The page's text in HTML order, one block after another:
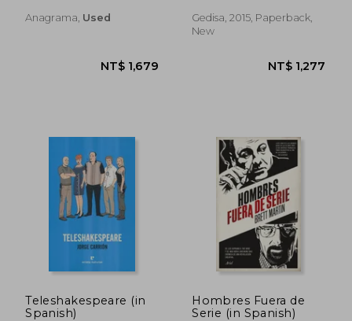
NT$ 868 NT$
Anagrama, Used
Gedisa, 2015, Paperback,
New
Teleshakespeare (in
Spanish)
Hombres Fuera de
Serie (in Spanish)